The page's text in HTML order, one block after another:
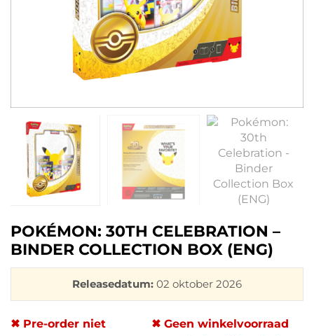
POKÉMON: 30TH CELEBRATION –
BINDER COLLECTION BOX (ENG)
Releasedatum: 02 oktober 2026
✖ Pre-order niet
✖ Geen winkelvoorraad